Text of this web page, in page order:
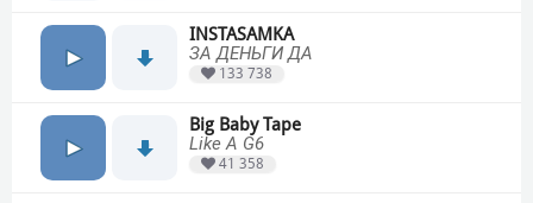
INSTASAMKA
ЗА ДЕНЬГИ ДА
133 738
Big Baby Tape
Like A G6
41 358